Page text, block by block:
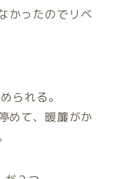
かったのでリベ
られる。
めて、暖簾がか